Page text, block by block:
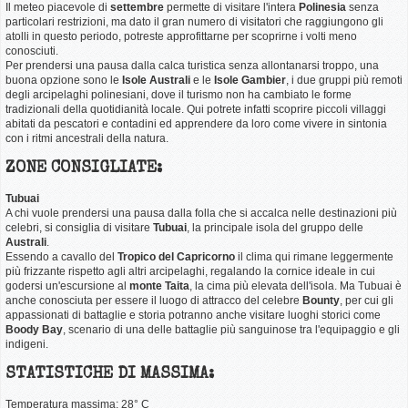
Il meteo piacevole di settembre permette di visitare l'intera Polinesia senza
particolari restrizioni, ma dato il gran numero di visitatori che raggiungono gli
atolli in questo periodo, potreste approfittarne per scoprirne i volti meno
conosciuti.
Per prendersi una pausa dalla calca turistica senza allontanarsi troppo, una
buona opzione sono le Isole Australi e le Isole Gambier, i due gruppi più remoti
degli arcipelaghi polinesiani, dove il turismo non ha cambiato le forme
tradizionali della quotidianità locale. Qui potrete infatti scoprire piccoli villaggi
abitati da pescatori e contadini ed apprendere da loro come vivere in sintonia
con i ritmi ancestrali della natura.
ZONE CONSIGLIATE:
Tubuai
A chi vuole prendersi una pausa dalla folla che si accalca nelle destinazioni più
celebri, si consiglia di visitare Tubuai, la principale isola del gruppo delle
Australi.
Essendo a cavallo del Tropico del Capricorno il clima qui rimane leggermente
più frizzante rispetto agli altri arcipelaghi, regalando la cornice ideale in cui
godersi un'escursione al monte Taita, la cima più elevata dell'isola. Ma Tubuai è
anche conosciuta per essere il luogo di attracco del celebre Bounty, per cui gli
appassionati di battaglie e storia potranno anche visitare luoghi storici come
Boody Bay, scenario di una delle battaglie più sanguinose tra l'equipaggio e gli
indigeni.
STATISTICHE DI MASSIMA:
Temperatura massima: 28° C